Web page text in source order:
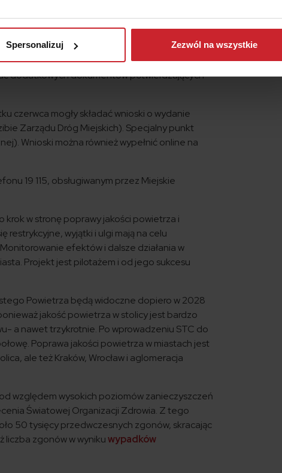
Spersonalizuj Zezwól na wszystkie
wysokości 500 złotych. Dlatego warto zwracać
Jeśli masz wątpliwości, czy możesz poruszać
Miasta Stołecznego Warszawy możesz
może poruszać się po centrum, nie
dodatkowych dokumentów potwierdzających
czerwca mogły składać wnioski o wydanie
Zarządu Dróg Miejskich). Specjalny punkt
Wnioski można również wypełnić online na
19 115, obsługiwanym przez Miejskie
w stronę poprawy jakości powietrza i
restrykcyjne, wyjątki i ulgi mają na celu
efektów i dalsze działania w
Projekt jest pilotażem i od jego sukcesu
Powietrza będą widoczne dopiero w 2028
jakość powietrza w stolicy jest bardzo
a nawet trzykrotnie. Po wprowadzeniu STC do
Poprawa jakości powietrza w miastach jest
ale też Kraków, Wrocław i aglomeracja
względem wysokich poziomów zanieczyszczeń
Światowej Organizacji Zdrowia. Z tego
50 tysięcy przedwczesnych zgonów, skracając
liczba zgonów w wynikuwypadków